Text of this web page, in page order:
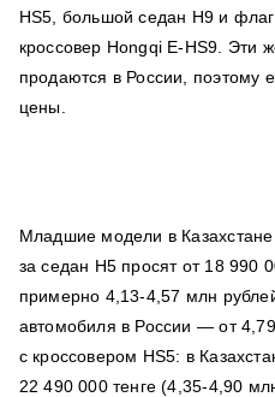
HS5, большой седан H9 и
кроссовер Hongqi E-HS9. Эти
продаются в России, поэтому
цены.
Младшие модели в Казахстане
за седан H5 просят от 18 990
примерно 4,13-4,57 млн
автомобиля в России — от
с кроссовером HS5: в
22 490 000 тенге (4,35-4,90